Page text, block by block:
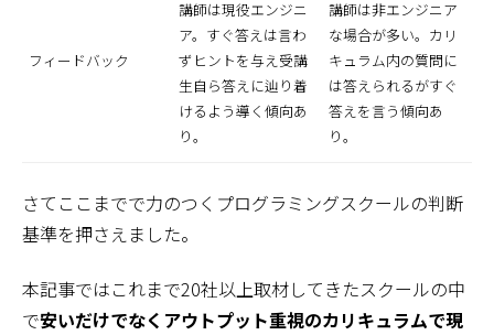
フィードバック
講師は現役エンジニ
ア。すぐ答えは言わ
ずヒントを与え受講
生自ら答えに辿り着
けるよう導く傾向あ
り。
講師は非エンジニア
な場合が多い。カリ
キュラム内の質問に
は答えられるがすぐ
答えを言う傾向あ
り。
さてここまでで力のつくプログラミングスクールの判断
基準を押さえました。
本記事ではこれまで20社以上取材してきたスクールの中
で安いだけでなくアウトプット重視のカリキュラムで現